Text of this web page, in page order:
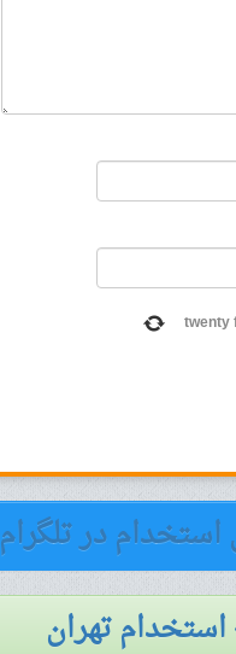
twenty
استخدام در تلگرام
استخدام تهران